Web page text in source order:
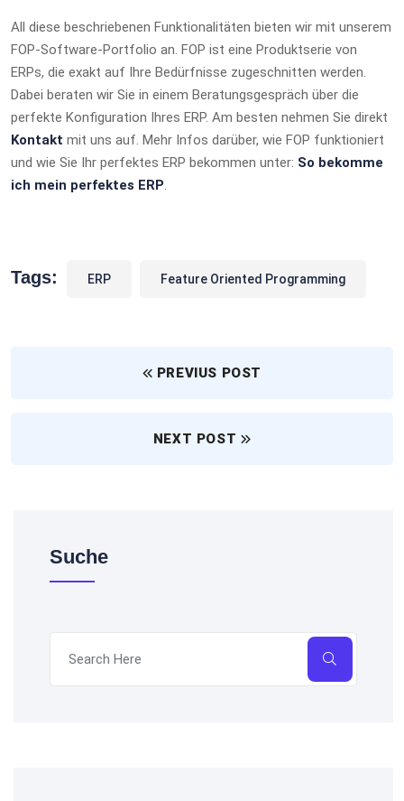
All diese beschriebenen Funktionalitäten bieten wir mit unserem
FOP-Software-Portfolio an. FOP ist eine Produktserie von
ERPs, die exakt auf Ihre Bedürfnisse zugeschnitten werden.
Dabei beraten wir Sie in einem Beratungsgespräch über die
perfekte Konfiguration Ihres ERP. Am besten nehmen Sie direkt
Kontakt mit uns auf. Mehr Infos darüber, wie FOP funktioniert
und wie Sie Ihr perfektes ERP bekommen unter: So bekomme
ich mein perfektes ERP.
Tags: ERP Feature Oriented Programming
PREVIUS POST
NEXT POST
Suche